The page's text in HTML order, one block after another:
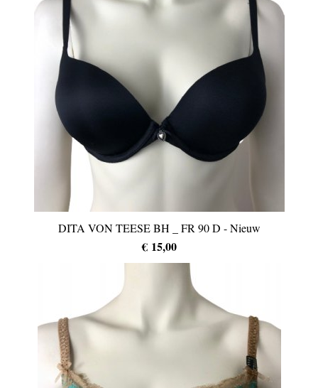
DITA VON TEESE BH _ FR 90 D - Nieuw
€ 15,00